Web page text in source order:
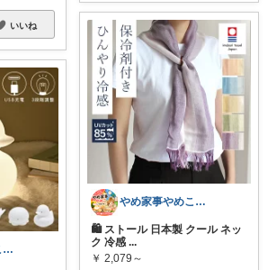
いいね
やめ家事やめこ♡一軍インテリア
やめ家事やめこ♡一軍インテリア
🛍 ストール 日本製 クール ネッ
ク 冷感 ...
￥ 2,079～